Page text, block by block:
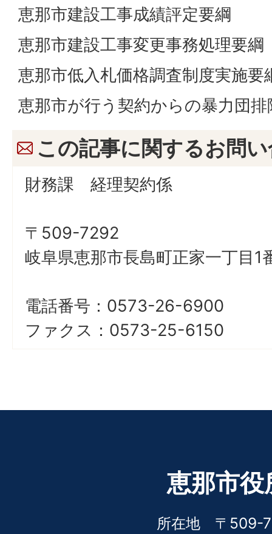
恵那市建設工事成績評定要綱
恵那市建設工事変更事務処理要綱
恵那市低入札価格調査制度実施要
恵那市が行う契約からの暴力団
この記事に関するお問
財務課 経理契約係
〒509-7292
岐阜県恵那市長島町正家一丁目
電話番号：0573-26-6900
ファクス：0573-25-6150
恵那市役
所在地 〒509-